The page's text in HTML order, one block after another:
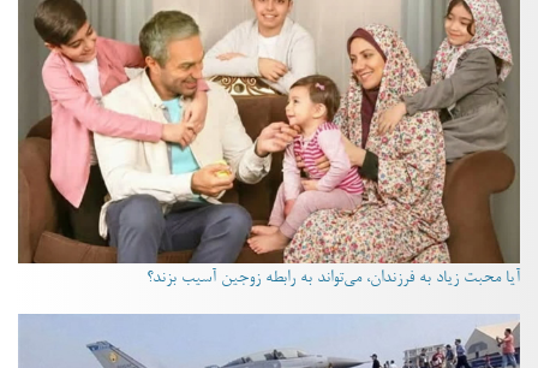
آیا محبت زیاد به فرزندان، می‌تواند به رابطه زوجین آسیب بزند؟